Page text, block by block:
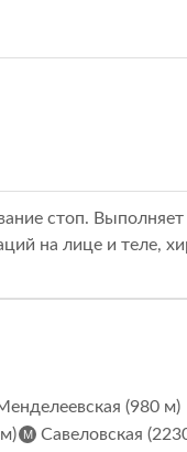
стоп.
на лице и теле,
(980 м)
Савеловская